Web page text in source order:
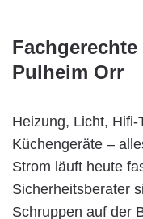
Pulheim Orr
Heizung, Licht, Hifi-
Küchengeräte –
Strom läuft heute
Sicherheitsberater
Schruppen auf der